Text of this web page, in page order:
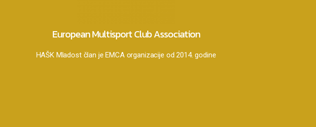
European Multisport Club Association
HAŠK Mladost član je EMCA organizacije od 2014. godine